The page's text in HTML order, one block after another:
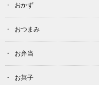
おかず
おつまみ
お弁当
お菓子